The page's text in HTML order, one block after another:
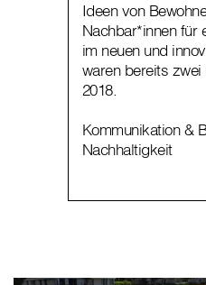
Ideen von
Nachbar*innen für
im neuen und
waren bereits
2018.
Kommunikation &
Nachhaltigkeit